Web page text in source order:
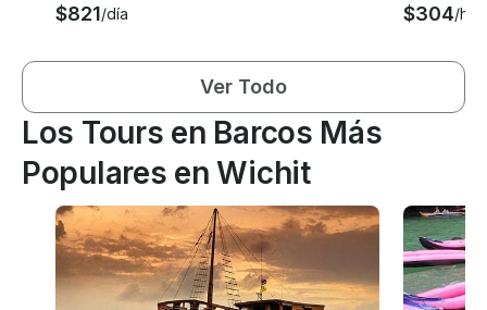
$821/día $304/
Ver Todo
Los Tours en Barcos Más
Populares en Wichit